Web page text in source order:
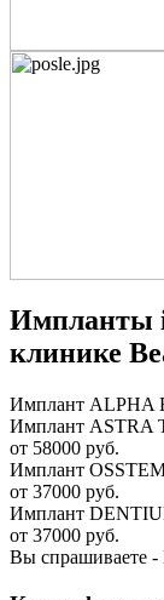
Импланты
клинике
Имплант ALPHA
Имплант ASTRA
от 58000 руб.
Имплант
от 37000 руб.
Имплант
от 37000 руб.
Вы спрашиваете